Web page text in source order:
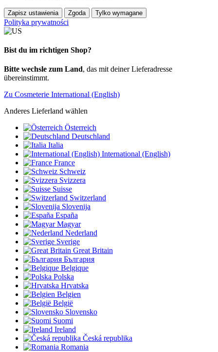
Zapisz ustawienia Zgoda Tylko wymagane
Polityka prywatności
Bist du im richtigen Shop?
Bitte wechsle zum Land, das mit deiner Lieferadresse
übereinstimmt.
Zu Cosmeterie International (English)
Anderes Lieferland wählen
Österreich
Deutschland
Italia
International (English)
France
Schweiz
Svizzera
Suisse
Switzerland
Slovenija
España
Magyar
Nederland
Sverige
Great Britain
България
Belgique
Polska
Hrvatska
Belgien
België
Slovensko
Suomi
Ireland
Česká republika
Romania